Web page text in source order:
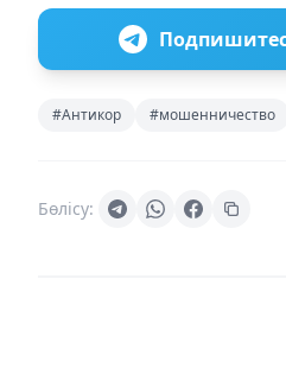
#Антикор #мошенничество
Бөлісу: